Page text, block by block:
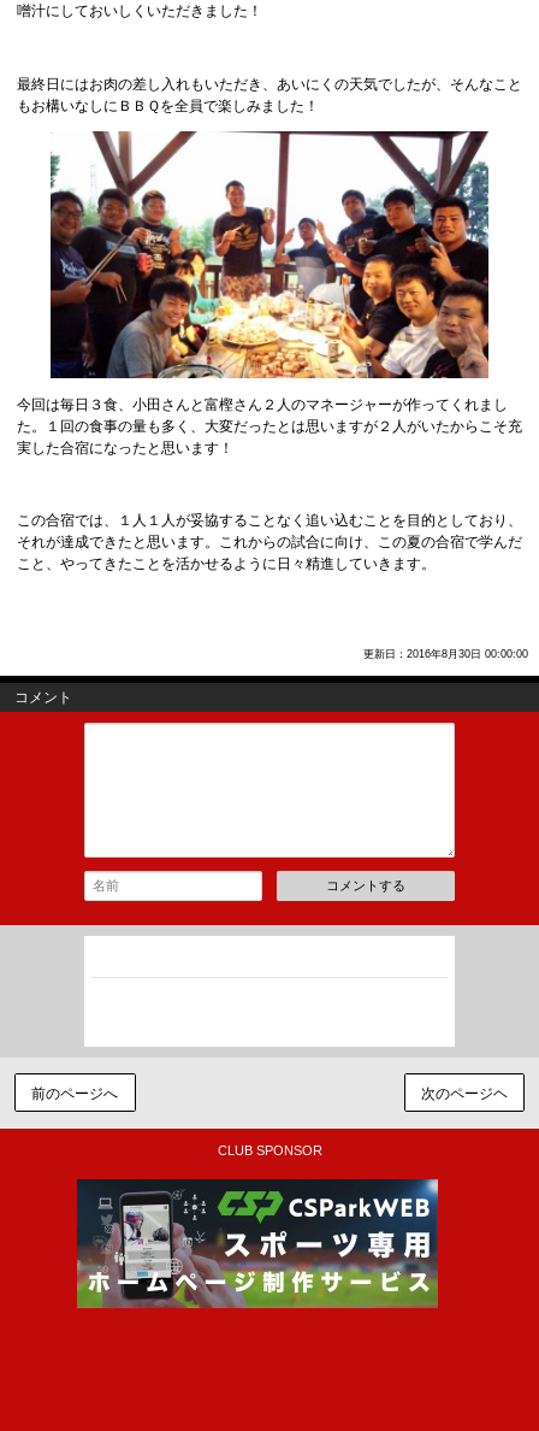
噌汁にしておいしくいただきました！
最終日にはお肉の差し入れもいただき、あいにくの天気でしたが、そんなこと
もお構いなしにＢＢＱを全員で楽しみました！
今回は毎日３食、小田さんと富樫さん２人のマネージャーが作ってくれまし
た。１回の食事の量も多く、大変だったとは思いますが２人がいたからこそ充
実した合宿になったと思います！
この合宿では、１人１人が妥協することなく追い込むことを目的としており、
それが達成できたと思います。これからの試合に向け、この夏の合宿で学んだ
こと、やってきたことを活かせるように日々精進していきます。
更新日：2016年8月30日 00:00:00
コメント
コメントする
前のページへ 次のページヘ
CLUB SPONSOR